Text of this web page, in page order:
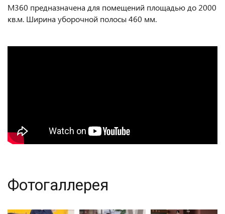
М360 предназначена для помещений площадью до 2000
кв.м. Ширина уборочной полосы 460 мм.
Фотогаллерея